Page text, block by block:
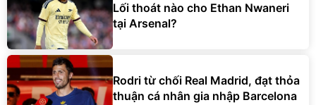
Lối thoát nào cho Ethan Nwaneri
tại Arsenal?
Rodri từ chối Real Madrid, đạt thỏa
thuận cá nhân gia nhập Barcelona